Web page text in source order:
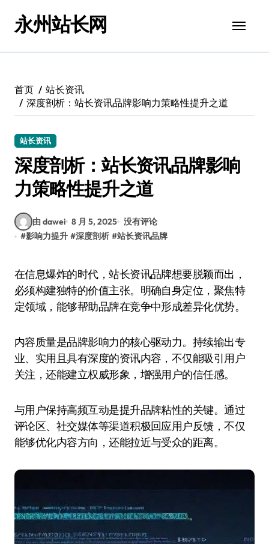
永州站长网
首页
站长资讯
深度剖析：站长资讯品牌影响力策略性提升之道
站长资讯
深度剖析：站长资讯品牌影响
力策略性提升之道
由 dawei 8 月 5, 2025 没有评论
#影响力提升 #深度剖析 #站长资讯品牌
在信息爆炸的时代，站长资讯品牌想要脱颖而出，
必须构建独特的价值主张。明确自身定位，聚焦特
定领域，能够帮助品牌在竞争中形成差异化优势。
内容质量是品牌影响力的核心驱动力。持续输出专
业、实用且具有深度的资讯内容，不仅能吸引用户
关注，还能建立权威形象，增强用户的信任感。
与用户保持高频互动是提升品牌粘性的关键。通过
评论区、社交媒体等渠道积极回应用户反馈，不仅
能够优化内容方向，还能拉近与受众的距离。